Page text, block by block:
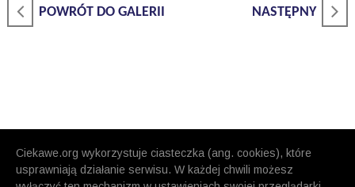
Ciekawe.org wykorzystuje ciasteczka (ang. cookies), które
usprawniają działanie serwisu. W każdej chwili możesz
POWRÓT DO GALERII NASTĘPNY